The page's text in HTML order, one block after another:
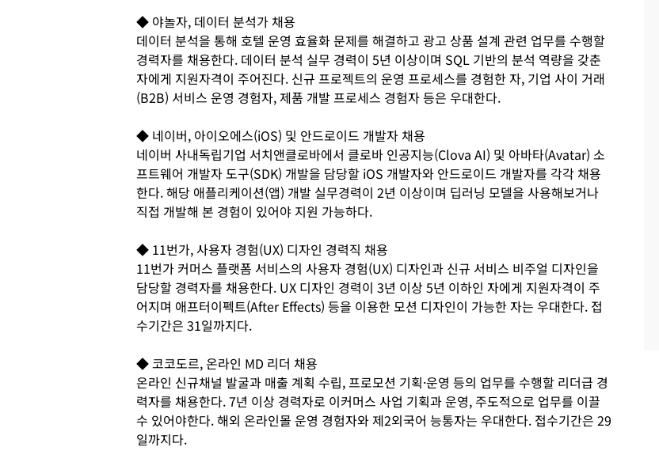
◆ 야놀자, 데이터 분석가 채용
데이터 분석을 통해 호텔 운영 효율화 문제를 해결하고 광고 상품 설계 관련 업무를 수행할
경력자를 채용한다. 데이터 분석 실무 경력이 5년 이상이며 SQL 기반의 분석 역량을 갖춘
자에게 지원자격이 주어진다. 신규 프로젝트의 운영 프로세스를 경험한 자, 기업 사이 거래
(B2B) 서비스 운영 경험자, 제품 개발 프로세스 경험자 등은 우대한다.
◆ 네이버, 아이오에스(iOS) 및 안드로이드 개발자 채용
네이버 사내독립기업 서치앤클로바에서 클로바 인공지능(Clova AI) 및 아바타(Avatar) 소
프트웨어 개발자 도구(SDK) 개발을 담당할 iOS 개발자와 안드로이드 개발자를 각각 채용
한다. 해당 애플리케이션(앱) 개발 실무경력이 2년 이상이며 딥러닝 모델을 사용해보거나
직접 개발해 본 경험이 있어야 지원 가능하다.
◆ 11번가, 사용자 경험(UX) 디자인 경력직 채용
11번가 커머스 플랫폼 서비스의 사용자 경험(UX) 디자인과 신규 서비스 비주얼 디자인을
담당할 경력자를 채용한다. UX 디자인 경력이 3년 이상 5년 이하인 자에게 지원자격이 주
어지며 애프터이펙트(After Effects) 등을 이용한 모션 디자인이 가능한 자는 우대한다. 접
수기간은 31일까지다.
◆ 코코도르, 온라인 MD 리더 채용
온라인 신규채널 발굴과 매출 계획 수립, 프로모션 기획·운영 등의 업무를 수행할 리더급 경
력자를 채용한다. 7년 이상 경력자로 이커머스 사업 기획과 운영, 주도적으로 업무를 이끌
수 있어야한다. 해외 온라인몰 운영 경험자와 제2외국어 능통자는 우대한다. 접수기간은 29
일까지다.